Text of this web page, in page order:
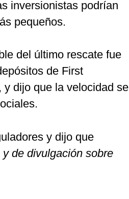
inversionistas podrían
pequeños.
del último rescate fue
de First
dijo que la velocidad se
y dijo que
de divulgación sobre